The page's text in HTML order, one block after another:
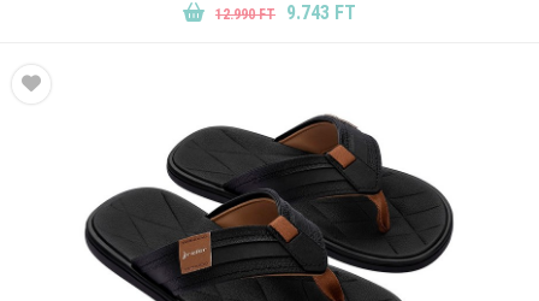
12.990 FT 9.743 FT